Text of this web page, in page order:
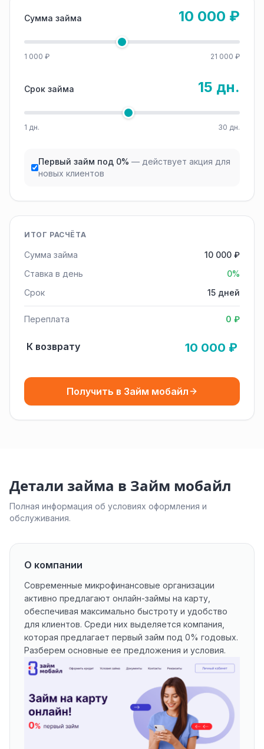
Сумма займа 10 000 ₽
1 000 ₽ 21 000 ₽
Срок займа 15 дн.
1 дн. 30 дн.
Первый займ под 0% — действует акция для
новых клиентов
ИТОГ РАСЧЁТА
Сумма займа
10 000 ₽
Ставка в день
0%
Срок
15 дней
Переплата 0 ₽
К возврату 10 000 ₽
Получить в Займ мобайл
Детали займа в Займ мобайл
Полная информация об условиях оформления и
обслуживания.
О компании
Современные микрофинансовые организации
активно предлагают онлайн-займы на карту,
обеспечивая максимально быстроту и удобство
для клиентов. Среди них выделяется компания,
которая предлагает первый займ под 0% годовых.
Разберем основные ее предложения и условия.